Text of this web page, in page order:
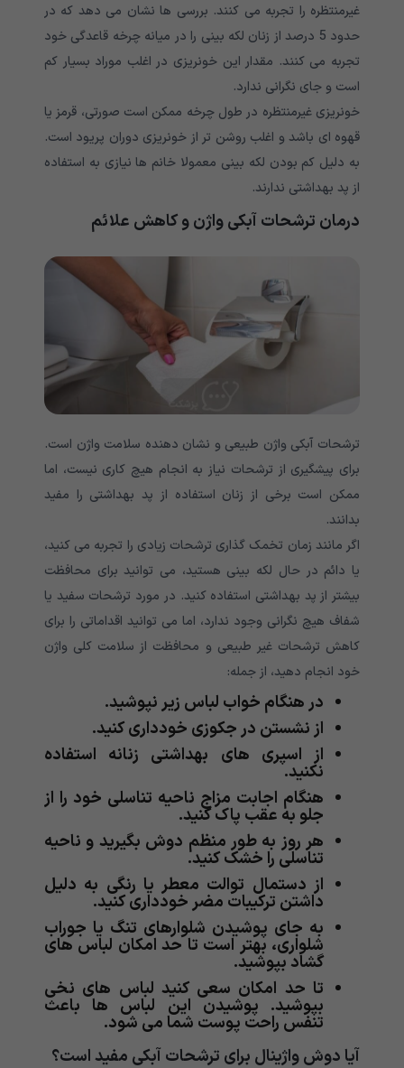
غیرمنتظره را تجربه می کنند. بررسی ها نشان می دهد که در
حدود 5 درصد از زنان لکه بینی را در میانه چرخه قاعدگی خود
تجربه می کنند. مقدار این خونریزی در اغلب موراد بسیار کم
است و جای نگرانی ندارد.
خونریزی غیرمنتظره در طول چرخه ممکن است صورتی، قرمز یا
قهوه ای باشد و اغلب روشن تر از خونریزی دوران پریود است.
به دلیل کم بودن لکه بینی معمولا خانم ها نیازی به استفاده
از پد بهداشتی ندارند.
درمان ترشحات آبکی واژن و کاهش علائم
ترشحات آبکی واژن طبیعی و نشان دهنده سلامت واژن است.
برای پیشگیری از ترشحات نیاز به انجام هیچ کاری نیست، اما
ممکن است برخی از زنان استفاده از پد بهداشتی را مفید
بدانند.
اگر مانند زمان تخمک گذاری ترشحات زیادی را تجربه می کنید،
یا دائم در حال لکه بینی هستید، می توانید برای محافظت
بیشتر از پد بهداشتی استفاده کنید. در مورد ترشحات سفید یا
شفاف هیچ نگرانی وجود ندارد، اما می توانید اقداماتی را برای
کاهش ترشحات غیر طبیعی و محافظت از سلامت کلی واژن
خود انجام دهید، از جمله:
در هنگام خواب لباس زیر نپوشید.
از نشستن در جکوزی خودداری کنید.
از اسپری های بهداشتی زنانه استفاده
نکنید.
هنگام اجابت مزاج ناحیه تناسلی خود را از
جلو به عقب پاک کنید.
هر روز به طور منظم دوش بگیرید و ناحیه
تناسلی را خشک کنید.
از دستمال توالت معطر یا رنگی به دلیل
داشتن ترکیبات مضر خودداری کنید.
به جای پوشیدن شلوارهای تنگ یا جوراب
شلواری، بهتر است تا حد امکان لباس های
گشاد بپوشید.
تا حد امکان سعی کنید لباس های نخی
بپوشید. پوشیدن این لباس ها باعث
تنفس راحت پوست شما می شود.
آیا دوش واژینال برای ترشحات آبکی مفید است؟